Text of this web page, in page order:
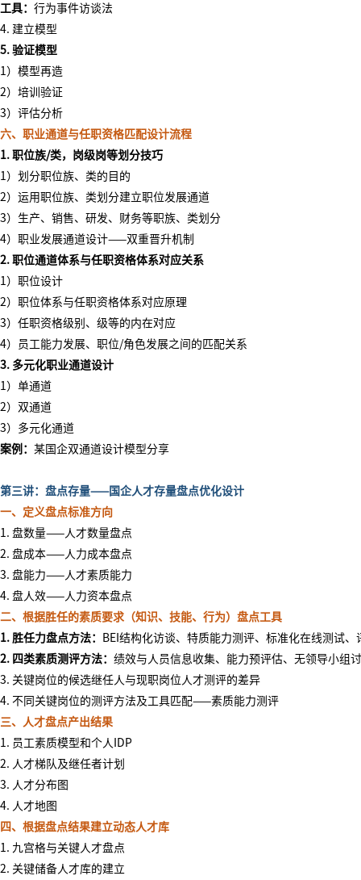
工具： 行为事件访谈法
4. 建立模型
5. 验证模型
1）模型再造
2）培训验证
3）评估分析
六、职业通道与任职资格匹配设计流程
1. 职位族/类，岗级岗等划分技巧
1）划分职位族、类的目的
2）运用职位族、类划分建立职位发展通道
3）生产、销售、研发、财务等职族、类划分
4）职业发展通道设计——双重晋升机制
2. 职位通道体系与任职资格体系对应关系
1）职位设计
2）职位体系与任职资格体系对应原理
3）任职资格级别、级等的内在对应
4）员工能力发展、职位/角色发展之间的匹配关系
3. 多元化职业通道设计
1）单通道
2）双通道
3）多元化通道
案例： 某国企双通道设计模型分享
第三讲：盘点存量——国企人才存量盘点优化设计
一、定义盘点标准方向
1. 盘数量——人才数量盘点
2. 盘成本——人力成本盘点
3. 盘能力——人才素质能力
4. 盘人效——人力资本盘点
二、根据胜任的素质要求（知识、技能、行为）盘点工具
1. 胜任力盘点方法：
BEI结构化访谈、特质能力测评、标准化在线测试、
2. 四类素质测评方法： 绩效与人员信息收集、能力预评估、无领导小组
3. 关键岗位的候选继任人与现职岗位人才测评的差异
4. 不同关键岗位的测评方法及工具匹配——素质能力测评
三、人才盘点产出结果
1. 员工素质模型和个人IDP
2. 人才梯队及继任者计划
3. 人才分布图
4. 人才地图
四、根据盘点结果建立动态人才库
1. 九宫格与关键人才盘点
2. 关键储备人才库的建立